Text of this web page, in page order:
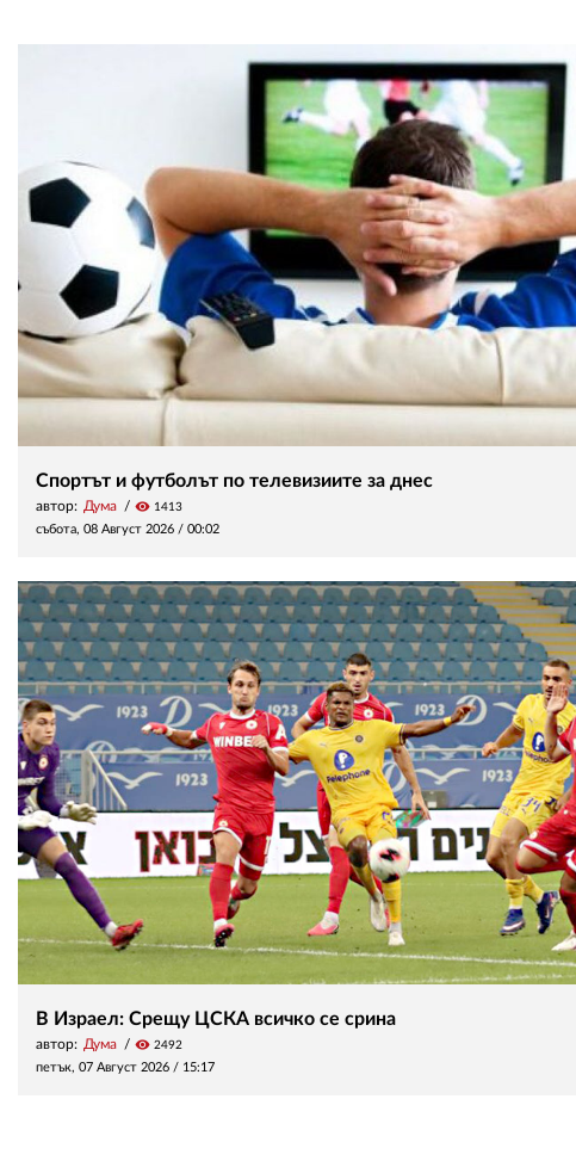
Спортът и футболът по телевизиите за днес
автор: Дума visibility 1413
събота, 08 Август 2026 / 00:02
В Израел: Срещу ЦСКА всичко се срина
автор: Дума visibility 2492
петък, 07 Август 2026 / 15:17